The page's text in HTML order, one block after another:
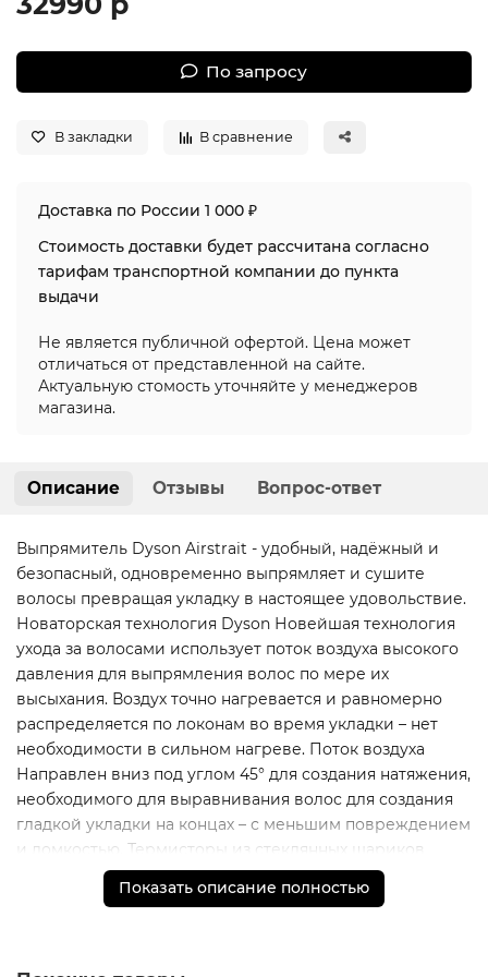
По запросу
В закладки В сравнение
Доставка по России 1 000 ₽
Стоимость доставки будет рассчитана согласно
тарифам транспортной компании до пункта
выдачи
Не является публичной офертой. Цена может
отличаться от представленной на сайте.
Актуальную стомость уточняйте у менеджеров
магазина.
Описание Отзывы Вопрос-ответ
Выпрямитель Dyson Airstrait - удобный, надёжный и
безопасный, одновременно выпрямляет и сушите
волосы превращая укладку в настоящее удовольствие.
Новаторская технология Dyson Новейшая технология
ухода за волосами использует поток воздуха высокого
давления для выпрямления волос по мере их
высыхания. Воздух точно нагревается и равномерно
распределяется по локонам во время укладки – нет
необходимости в сильном нагреве. Поток воздуха
Направлен вниз под углом 45° для создания натяжения,
необходимого для выравнивания волос для создания
гладкой укладки на концах – с меньшим повреждением
и ломкостью. Термисторы из стеклянных шариков
Расположенные в рычагах прибора, регулируют
температуру воздушного потока до 30 раз в секунду,
Показать описание полностью